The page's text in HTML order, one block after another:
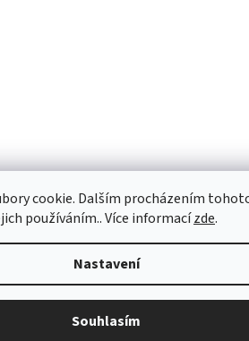
cookie. Dalším procházením
používáním.. Více informacízde.
Nastavení
Souhlasím